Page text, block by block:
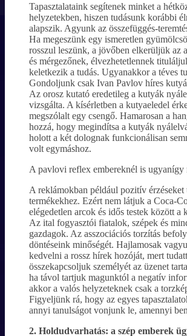
Tapasztalataink segítenek minket a
helyzetekben, hiszen tudásunk korábbi
alapszik. Agyunk az összefüggés-
Ha megeszünk egy ismeretlen
rosszul leszünk, a jövőben elkerüljük az
és mérgezőnek, élvezhetetlennek
keletkezik a tudás. Ugyanakkor a téves
Gondoljunk csak Ivan Pavlov híres
Az orosz kutató eredetileg a kutyák
vizsgálta. A kísérletben a kutyaeledel
megszólalt egy csengő. Hamarosan a
hozzá, hogy megindítsa a kutyák
holott a két dolognak funkcionálisan
volt egymáshoz.
A pavlovi reflex embereknél is ugyanígy
A reklámokban például pozitív érzéseket
termékekhez. Ezért nem látjuk a Coca-
elégedetlen arcok és idős testek között a
Az ital fogyasztói fiatalok, szépek és
gazdagok. Az asszociációs torzítás
döntéseink minőségét. Hajlamosak
kedvelni a rossz hírek hozóját, mert
összekapcsoljuk személyét az üzenet
ha távol tartjuk magunktól a negatív
akkor a valós helyzeteknek csak a
Figyeljünk rá, hogy az egyes
annyi tanulságot vonjunk le, amennyi
2. Holdudvarhatás: a szép emberek